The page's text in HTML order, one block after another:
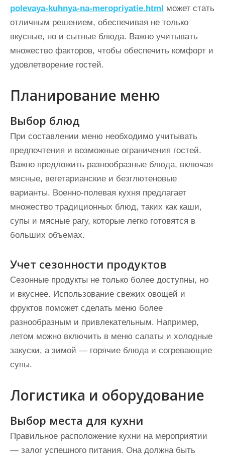
polevaya-kuhnya-na-meropriyatie.html может стать
отличным решением, обеспечивая не только
вкусные, но и сытные блюда. Важно учитывать
множество факторов, чтобы обеспечить комфорт и
удовлетворение гостей.
Планирование меню
Выбор блюд
При составлении меню необходимо учитывать
предпочтения и возможные ограничения гостей.
Важно предложить разнообразные блюда, включая
мясные, вегетарианские и безглютеновые
варианты. Военно-полевая кухня предлагает
множество традиционных блюд, таких как каши,
супы и мясные рагу, которые легко готовятся в
больших объемах.
Учет сезонности продуктов
Сезонные продукты не только более доступны, но
и вкуснее. Использование свежих овощей и
фруктов поможет сделать меню более
разнообразным и привлекательным. Например,
летом можно включить в меню салаты и холодные
закуски, а зимой — горячие блюда и согревающие
супы.
Логистика и оборудование
Выбор места для кухни
Правильное расположение кухни на мероприятии
— залог успешного питания. Она должна быть